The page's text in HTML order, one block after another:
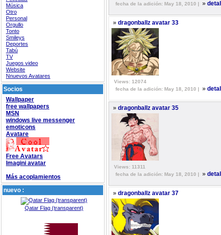
Música
Otro
Personal
Orgullo
Tonto
Smileys
Deportes
Tabú
TV
Juegos video
Website
Nnuevos Avatares
Socios
Wallpaper
free wallpapers
MSN
windows live messenger
emoticons
Avatare
Free Avatars
Imagini avatar
Más acoplamientos
nuevo :
Qatar Flag (transparent)
fecha de la adición: May 18, 2010 |
»
» dragonballz avatar 33
Views: 12074
fecha de la adición: May 18, 2010 |
»
» dragonballz avatar 35
Views: 11311
fecha de la adición: May 18, 2010 |
»
» dragonballz avatar 37